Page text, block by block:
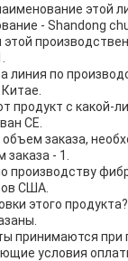
этой
- Shandong
линия по
продукт с какой-
CE.
заказа,
- 1.
производству
США.
этого продукта?
принимаются при
условия